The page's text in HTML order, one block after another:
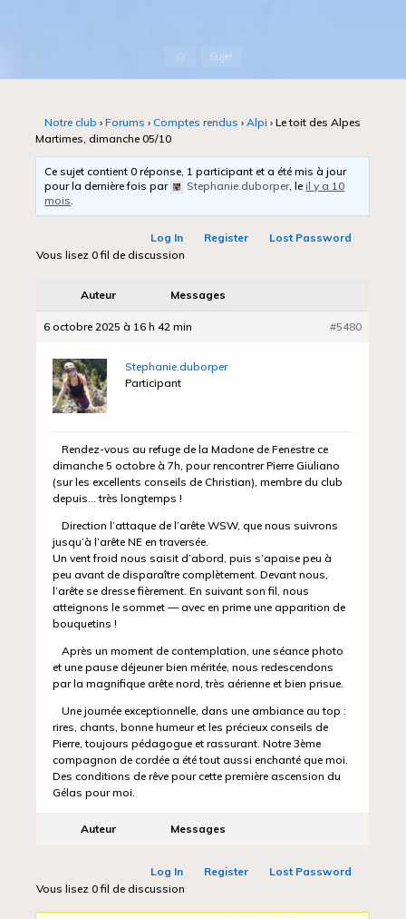
AccueilSujet
Notre club › Forums › Comptes rendus › Alpi › Le toit des Alpes
Martimes, dimanche 05/10
Ce sujet contient 0 réponse, 1 participant et a été mis à jour
pour la dernière fois par
Stephanie.duborper, leil y a 10
mois.
Log In Register
Lost Password
Vous lisez 0 fil de discussion
Auteur Messages
6 octobre 2025 à 16 h 42 min #5480
Stephanie.duborper
Participant
Rendez-vous au refuge de la Madone de Fenestre ce
dimanche 5 octobre à 7h, pour rencontrer Pierre Giuliano
(sur les excellents conseils de Christian), membre du club
depuis… très longtemps !
Direction l’attaque de l’arête WSW, que nous suivrons
jusqu’à l’arête NE en traversée.
Un vent froid nous saisit d’abord, puis s’apaise peu à
peu avant de disparaître complètement. Devant nous,
l’arête se dresse fièrement. En suivant son fil, nous
atteignons le sommet — avec en prime une apparition de
bouquetins !
Après un moment de contemplation, une séance photo
et une pause déjeuner bien méritée, nous redescendons
par la magnifique arête nord, très aérienne et bien prisue.
Une journée exceptionnelle, dans une ambiance au top :
rires, chants, bonne humeur et les précieux conseils de
Pierre, toujours pédagogue et rassurant. Notre 3ème
compagnon de cordée a été tout aussi enchanté que moi.
Des conditions de rêve pour cette première ascension du
Gélas pour moi.
Auteur Messages
Log In Register
Lost Password
Vous lisez 0 fil de discussion